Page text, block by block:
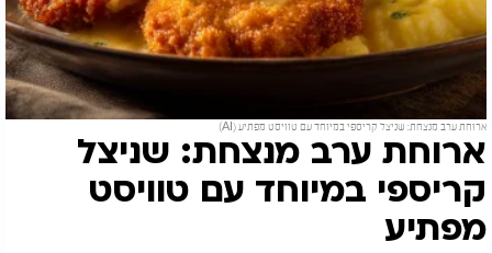
ארוחת ערב מנצחת: שניצל קריספי במיוחד עם טוויסט מפתיע (AI)
ארוחת ערב מנצחת: שניצל
קריספי במיוחד עם טוויסט
מפתיע